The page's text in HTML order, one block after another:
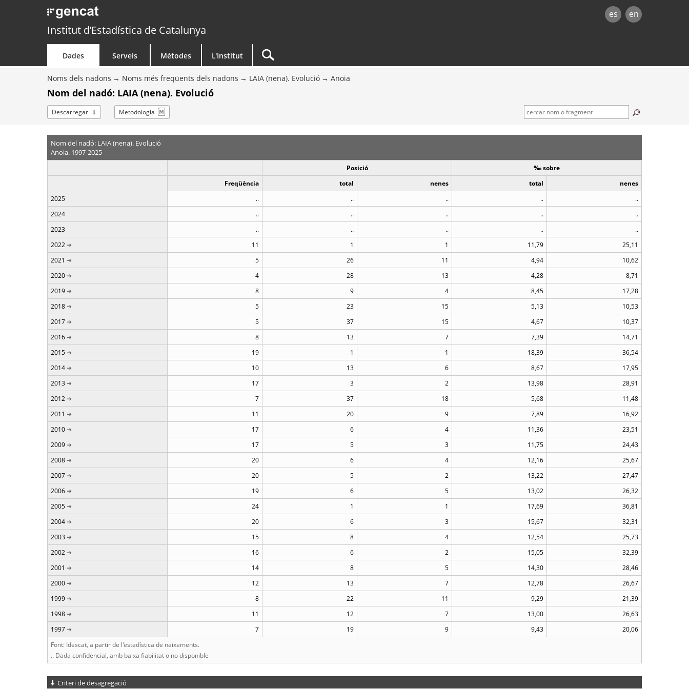
es en
Institut d’Estadística de Catalunya
Dades Serveis Mètodes L'Institut
Noms dels nadons Noms més freqüents dels nadons LAIA (nena). Evolució Anoia
Nom del nadó: LAIA (nena). Evolució
Descarregar Metodologia
Nom del nadó: LAIA (nena). Evolució
Anoia. 1997-2025
Posició
‰ sobre
Freqüència
total nenes total
nenes
2025
.. .. .. ..
..
2024
.. .. .. ..
..
2023
.. .. .. ..
..
2022
11 1 1 11,79
25,11
2021
5 26 11 4,94
10,62
2020
4 28 13 4,28
8,71
2019
8 9 4 8,45
17,28
2018
5 23 15 5,13
10,53
2017
5 37 15 4,67
10,37
2016
8 13 7 7,39
14,71
2015
19 1 1 18,39
36,54
2014
10 13 6 8,67
17,95
2013
17 3 2 13,98
28,91
2012
7 37 18 5,68
11,48
2011
11 20 9 7,89
16,92
2010
17 6 4 11,36
23,51
2009
17 5 3 11,75
24,43
2008
20 6 4 12,16
25,67
2007
20 5 2 13,22
27,47
2006
19 6 5 13,02
26,32
2005
24 1 1 17,69
36,81
2004
20 6 3 15,67
32,31
2003
15 8 4 12,54
25,73
2002
16 6 2 15,05
32,39
2001
14 8 5 14,30
28,46
2000
12 13 7 12,78
26,67
1999
8 22 11 9,29
21,39
1998
11 12 7 13,00
26,63
1997
7 19 9 9,43
20,06
Font: Idescat, a partir de l'estadística de naixements.
.. Dada confidencial, amb baixa fiabilitat o no disponible
Criteri de desagregació